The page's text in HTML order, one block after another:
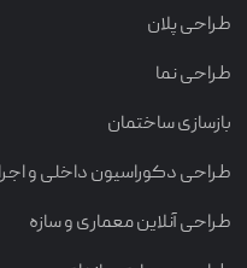
طراحی پلان
طراحی نما
بازسازی ساختمان
طراحی دکوراسیون داخلی و اجرا
طراحی آنلاین معماری و سازه